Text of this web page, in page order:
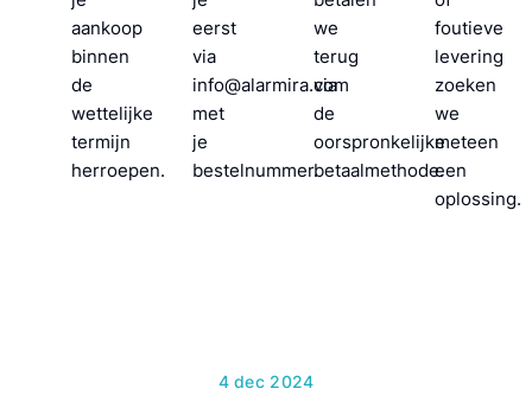
aankoop
binnen
de
wettelijke
termijn
herroepen.
eerst
via
info@alarmira.com
met
je
bestelnummer.
we
terug
via
de
oorspronkelijke
betaalmethode.
foutieve
levering
zoeken
we
meteen
een
oplossing.
4 dec 2024